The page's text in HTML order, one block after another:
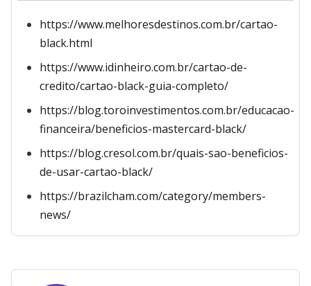
https://www.melhoresdestinos.com.br/cartao-
black.html
https://www.idinheiro.com.br/cartao-de-
credito/cartao-black-guia-completo/
https://blog.toroinvestimentos.com.br/educacao-
financeira/beneficios-mastercard-black/
https://blog.cresol.com.br/quais-sao-beneficios-
de-usar-cartao-black/
https://brazilcham.com/category/members-
news/